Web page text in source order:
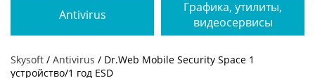
Antivirus
Графика, утилиты,
видеосервисы
Skysoft / Antivirus / Dr.Web Mobile Security Space 1
устройство/1 год ESD